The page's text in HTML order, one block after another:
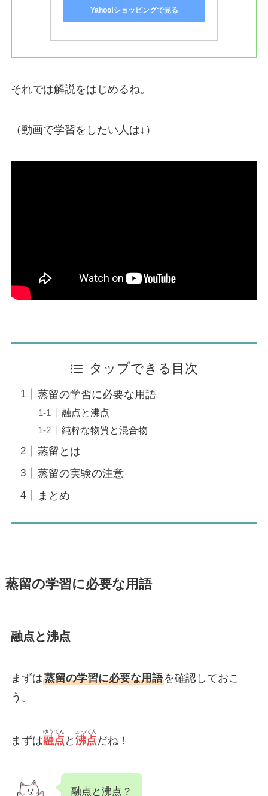
Yahoo!ショッピングで見る
それでは解説をはじめるね。
（動画で学習をしたい人は↓）
タップできる目次
蒸留の学習に必要な用語
融点と沸点
純粋な物質と混合物
蒸留とは
蒸留の実験の注意
まとめ
蒸留の学習に必要な用語
融点と沸点
まずは蒸留の学習に必要な用語を確認しておこ
う。
まずは融点
ゆうてん
と 沸点
ふってん
だね！
融点と沸点？